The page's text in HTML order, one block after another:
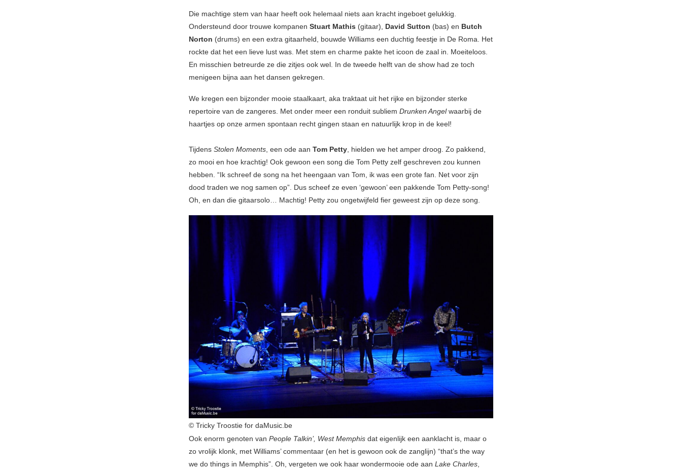
Die machtige stem van haar heeft ook helemaal niets aan kracht ingeboet gelukkig.
Ondersteund door trouwe kompanen Stuart Mathis (gitaar), David Sutton (bas) en Butch
Norton (drums) en een extra gitaarheld, bouwde Williams een duchtig feestje in De Roma. Het
rockte dat het een lieve lust was. Met stem en charme pakte het icoon de zaal in. Moeiteloos.
En misschien betreurde ze die zitjes ook wel. In de tweede helft van de show had ze toch
menigeen bijna aan het dansen gekregen.
We kregen een bijzonder mooie staalkaart, aka traktaat uit het rijke en bijzonder sterke
repertoire van de zangeres. Met onder meer een ronduit subliem Drunken Angelwaarbij de
haartjes op onze armen spontaan recht gingen staan en natuurlijk krop in de keel!
Tijdens Stolen Moments , een ode aan Tom Petty , hielden we het amper droog. Zo pakkend,
zo mooi en hoe krachtig! Ook gewoon een song die Tom Petty zelf geschreven zou kunnen
hebben. “Ik schreef de song na het heengaan van Tom, ik was een grote fan. Net voor zijn
dood traden we nog samen op”. Dus scheef ze even ‘gewoon’ een pakkende Tom Petty-song!
Oh, en dan die gitaarsolo… Machtig! Petty zou ongetwijfeld fier geweest zijn op deze song.
© Tricky Troostie for daMusic.be
Ook enorm genoten van People Talkin’, West Memphis dat eigenlijk een aanklacht is, maar o
zo vrolijk klonk, met Williams’ commentaar (en het is gewoon ook de zanglijn) “that’s the way
we do things in Memphis”. Oh, vergeten we ook haar wondermooie ode aan Lake Charles